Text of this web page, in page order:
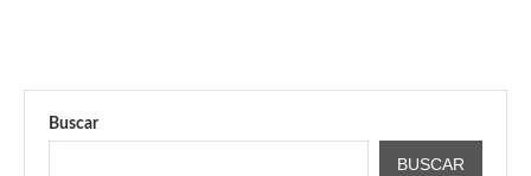
Buscar
BUSCAR